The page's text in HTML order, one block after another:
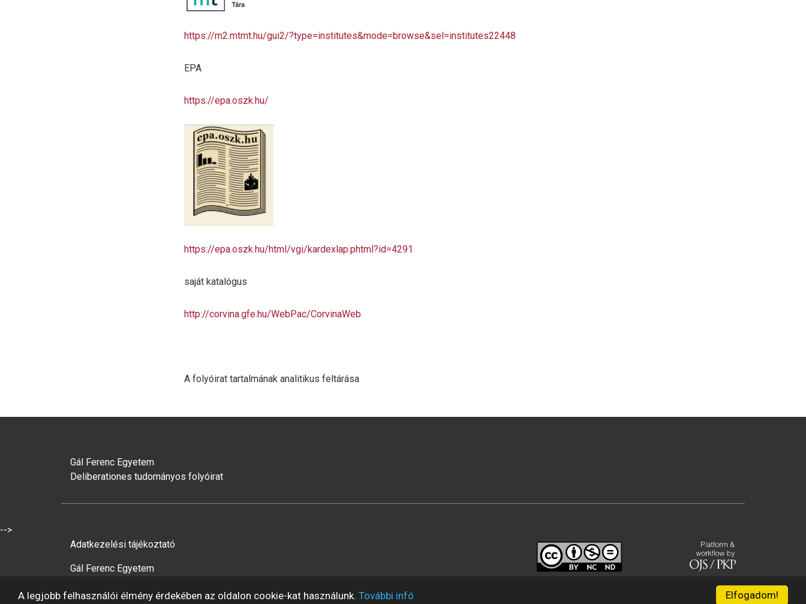
Elfogadom!
A legjobb felhasználói élmény érdekében az oldalon cookie-kat használunk. További infó
https://m2.mtmt.hu/gui2/?type=institutes&mode=browse&sel=institutes22448
EPA
https://epa.oszk.hu/
https://epa.oszk.hu/html/vgi/kardexlap.phtml?id=4291
saját katalógus
http://corvina.gfe.hu/WebPac/CorvinaWeb
A folyóirat tartalmának analitikus feltárása
Gál Ferenc Egyetem
Deliberationes tudományos folyóirat
-->
Adatkezelési tájékoztató
Gál Ferenc Egyetem